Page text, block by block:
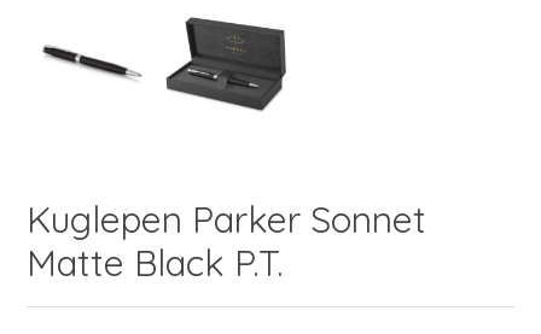
Kuglepen Parker Sonnet
Matte Black P.T.